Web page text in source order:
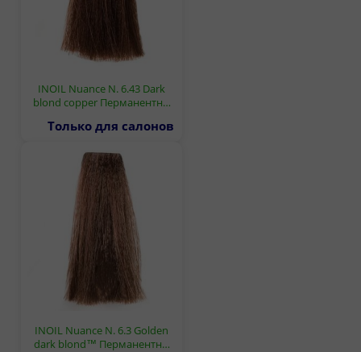
INOIL Nuance N. 6.43 Dark
blond copper Перманентн…
Только для салонов
INOIL Nuance N. 6.3 Golden
dark blond™ Перманентн…